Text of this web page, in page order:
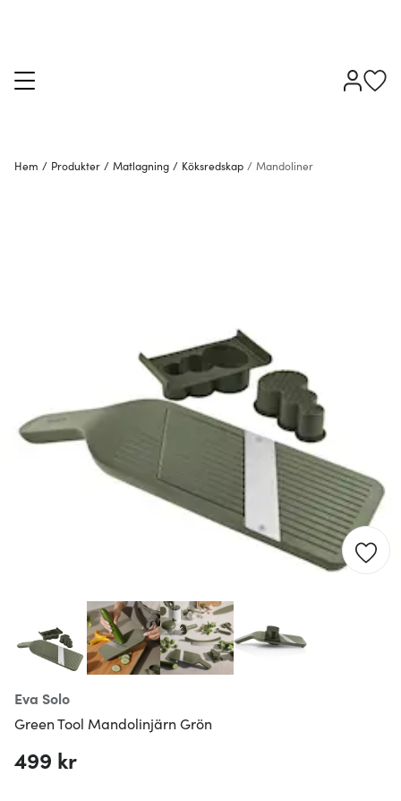
Hem / Produkter / Matlagning / Köksredskap / Mandoliner
Eva Solo
Green Tool Mandolinjärn Grön
499 kr